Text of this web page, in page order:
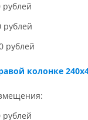
рублей
рублей
рублей
колонке
рублей